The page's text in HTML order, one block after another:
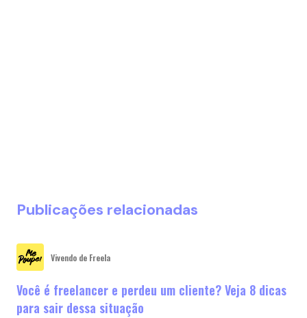
Publicações relacionadas
Vivendo de Freela
Você é freelancer e perdeu um cliente? Veja 8 dicas
para sair dessa situação